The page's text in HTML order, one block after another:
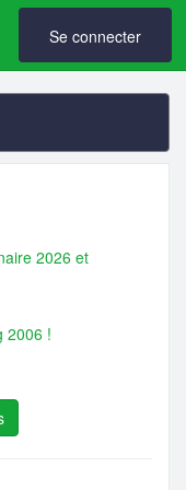
Se connecter
2026 et
2006 !